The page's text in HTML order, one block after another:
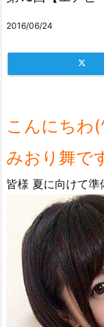
2016/06/24
こんにちわ
みおり舞で
皆様 夏に向けて準